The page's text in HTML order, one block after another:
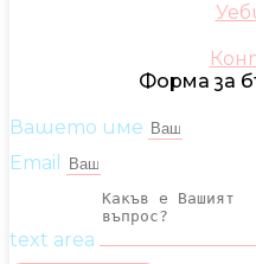
Форма за
Вашето име
Email
text area